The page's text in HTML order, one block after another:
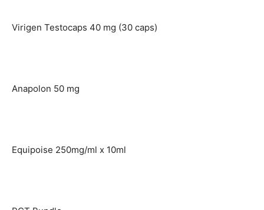
Virigen Testocaps 40 mg (30 caps)
Anapolon 50 mg
Equipoise 250mg/ml x 10ml